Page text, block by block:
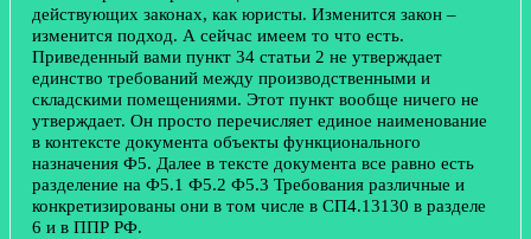
действующих законах, как юристы. Изменится закон –
изменится подход. А сейчас имеем то что есть.
Приведенный вами пункт 34 статьи 2 не утверждает
единство требований между производственными и
складскими помещениями. Этот пункт вообще ничего не
утверждает. Он просто перечисляет единое наименование
в контексте документа объекты функционального
назначения Ф5. Далее в тексте документа все равно есть
разделение на Ф5.1 Ф5.2 Ф5.3 Требования различные и
конкретизированы они в том числе в СП4.13130 в разделе
6 и в ППР РФ.